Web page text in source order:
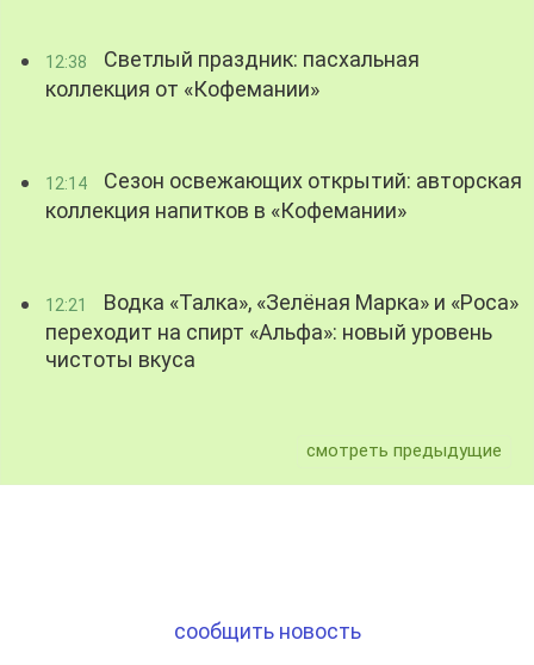
12:38
Светлый праздник: пасхальная
коллекция от «Кофемании»
12:14
Сезон освежающих открытий: авторская
коллекция напитков в «Кофемании»
12:21
Водка «Талка», «Зелёная Марка» и «Роса»
переходит на спирт «Альфа»: новый уровень
чистоты вкуса
смотреть предыдущие
сообщить новость